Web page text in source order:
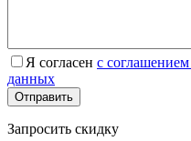
Я согласен с
данных
Запросить скидку